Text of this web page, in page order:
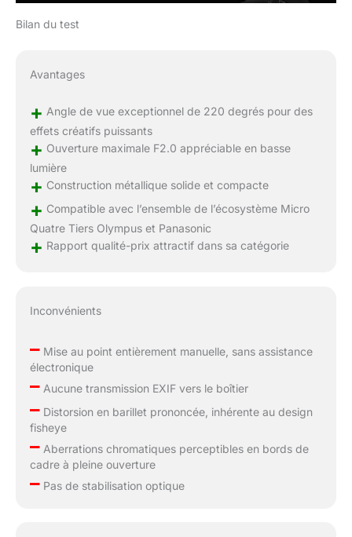
Bilan du test
Avantages
+ Angle de vue exceptionnel de 220 degrés pour des
effets créatifs puissants
+ Ouverture maximale F2.0 appréciable en basse
lumière
+ Construction métallique solide et compacte
+ Compatible avec l’ensemble de l’écosystème Micro
Quatre Tiers Olympus et Panasonic
+ Rapport qualité-prix attractif dans sa catégorie
Inconvénients
–Mise au point entièrement manuelle, sans assistance
électronique
–Aucune transmission EXIF vers le boîtier
–Distorsion en barillet prononcée, inhérente au design
fisheye
–Aberrations chromatiques perceptibles en bords de
cadre à pleine ouverture
–Pas de stabilisation optique